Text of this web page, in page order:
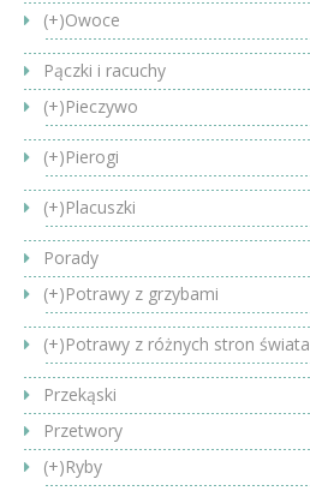
(+)Owoce
Pączki i racuchy
(+)Pieczywo
(+)Pierogi
(+)Placuszki
Porady
(+)Potrawy z grzybami
(+)Potrawy z różnych stron świata
Przekąski
Przetwory
(+)Ryby